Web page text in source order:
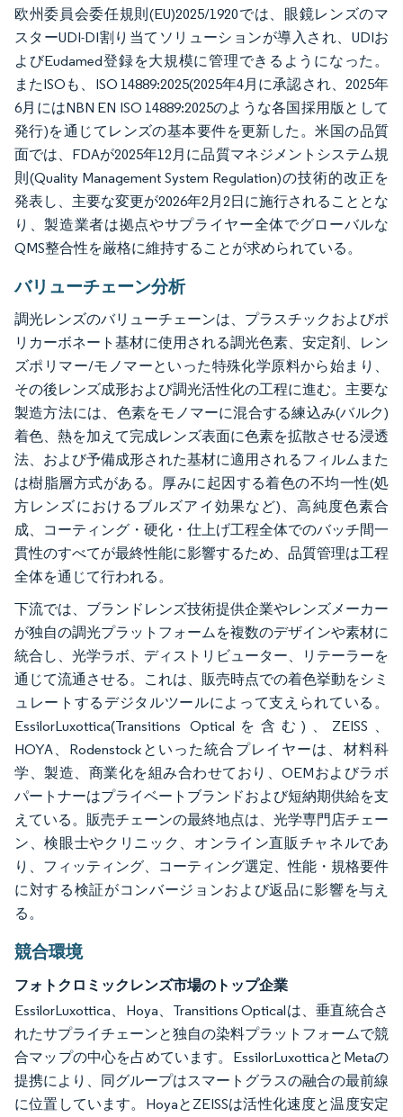
欧州委員会委任規則(EU)2025/1920では、眼鏡レンズのマ
スターUDI-DI割り当てソリューションが導入され、UDIお
よびEudamed登録を大規模に管理できるようになった。
またISOも、ISO 14889:2025(2025年4月に承認され、2025年
6月にはNBN EN ISO 14889:2025のような各国採用版として
発行)を通じてレンズの基本要件を更新した。米国の品質
面では、FDAが2025年12月に品質マネジメントシステム規
則(Quality Management System Regulation)の技術的改正を
発表し、主要な変更が2026年2月2日に施行されることとな
り、製造業者は拠点やサプライヤー全体でグローバルな
QMS整合性を厳格に維持することが求められている。
バリューチェーン分析
調光レンズのバリューチェーンは、プラスチックおよびポ
リカーボネート基材に使用される調光色素、安定剤、レン
ズポリマー/モノマーといった特殊化学原料から始まり、
その後レンズ成形および調光活性化の工程に進む。主要な
製造方法には、色素をモノマーに混合する練込み(バルク)
着色、熱を加えて完成レンズ表面に色素を拡散させる浸透
法、および予備成形された基材に適用されるフィルムまた
は樹脂層方式がある。厚みに起因する着色の不均一性(処
方レンズにおけるブルズアイ効果など)、高純度色素合
成、コーティング・硬化・仕上げ工程全体でのバッチ間一
貫性のすべてが最終性能に影響するため、品質管理は工程
全体を通じて行われる。
下流では、ブランドレンズ技術提供企業やレンズメーカー
が独自の調光プラットフォームを複数のデザインや素材に
統合し、光学ラボ、ディストリビューター、リテーラーを
通じて流通させる。これは、販売時点での着色挙動をシミ
ュレートするデジタルツールによって支えられている。
EssilorLuxottica(Transitions Opticalを含む)、ZEISS、
HOYA、Rodenstockといった統合プレイヤーは、材料科
学、製造、商業化を組み合わせており、OEMおよびラボ
パートナーはプライベートブランドおよび短納期供給を支
えている。販売チェーンの最終地点は、光学専門店チェー
ン、検眼士やクリニック、オンライン直販チャネルであ
り、フィッティング、コーティング選定、性能・規格要件
に対する検証がコンバージョンおよび返品に影響を与え
る。
競合環境
フォトクロミックレンズ市場のトップ企業
EssilorLuxottica、Hoya、Transitions Opticalは、垂直統合さ
れたサプライチェーンと独自の染料プラットフォームで競
合マップの中心を占めています。EssilorLuxotticaとMetaの
提携により、同グループはスマートグラスの融合の最前線
に位置しています。HoyaとZEISSは活性化速度と温度安定